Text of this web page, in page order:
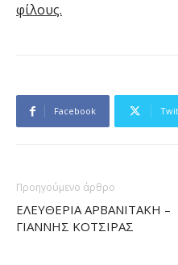
φίλους.
Facebook
Προηγούμενο άρθρο
ΕΛΕΥΘΕΡΙΑ ΑΡΒΑΝΙΤΑΚΗ –
ΓΙΑΝΝΗΣ ΚΟΤΣΙΡΑΣ